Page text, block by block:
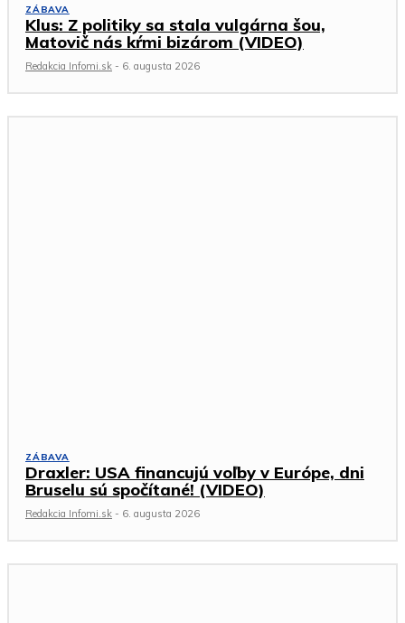
ZÁBAVA
Klus: Z politiky sa stala vulgárna šou,
Matovič nás kŕmi bizárom (VIDEO)
Redakcia Infomi.sk - 6. augusta 2026
ZÁBAVA
Draxler: USA financujú voľby v Európe, dni
Bruselu sú spočítané! (VIDEO)
Redakcia Infomi.sk - 6. augusta 2026